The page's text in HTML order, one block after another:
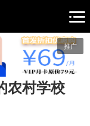
推广
农村学校